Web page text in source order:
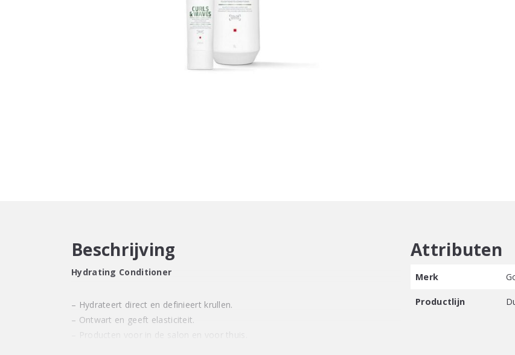
Beschrijving
Hydrating Conditioner
– Hydrateert direct en definieert krullen.
– Ontwart en geeft elasticiteit.
– Producten voor in de salon en voor thuis.
Attributen
Merk
Productlijn